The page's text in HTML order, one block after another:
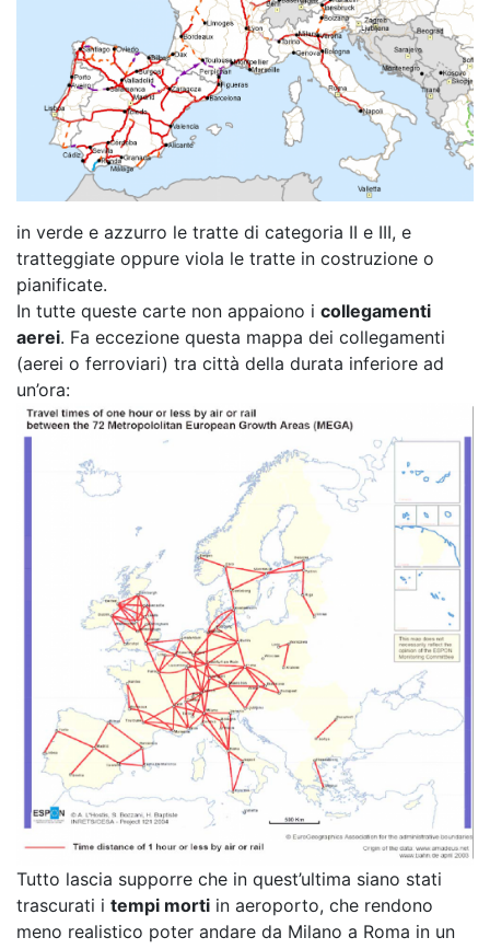
in verde e azzurro le tratte di categoria II e III, e
tratteggiate oppure viola le tratte in costruzione o
pianificate.
In tutte queste carte non appaiono i collegamenti
aerei. Fa eccezione questa mappa dei collegamenti
(aerei o ferroviari) tra città della durata inferiore ad
un’ora:
Tutto lascia supporre che in quest’ultima siano stati
trascurati i tempi morti in aeroporto, che rendono
meno realistico poter andare da Milano a Roma in un